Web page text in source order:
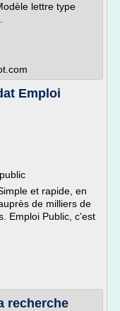
lettre type
Emploi
et rapide, en
de milliers de
Emploi Public, c'est
recherche